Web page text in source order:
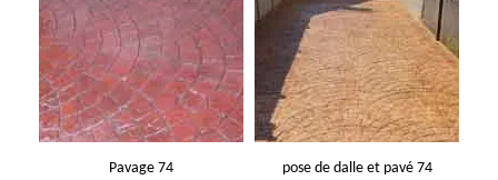
Pavage 74 pose de dalle et pavé 74